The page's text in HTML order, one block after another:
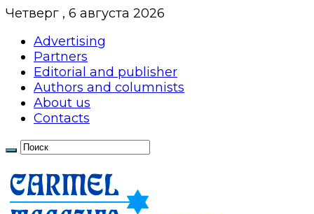
Четверг , 6 августа 2026
Advertising
Partners
Editorial and publisher
Authors and columnists
About us
Contacts